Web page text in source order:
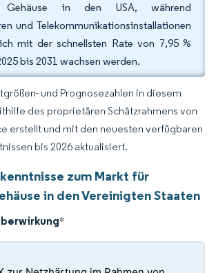
Gehäuse in den USA, während
und Telekommunikationsinstallationen
mit der schnellsten Rate von 7,95 %
bis 2031 wachsen werden.
und Prognosezahlen in diesem
des proprietären Schätzrahmens von
erstellt und mit den neuesten verfügbaren
bis 2026 aktualisiert.
zum Markt für
in den Vereinigten Staaten
*